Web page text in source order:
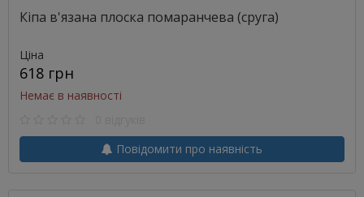
Кіпа в'язана плоска помаранчева (сруга)
Ціна
618 грн
Немає в наявності
Повідомити про наявність